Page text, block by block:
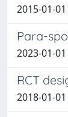
2015-01-
Para-
2023-01-
RCT
2018-01-